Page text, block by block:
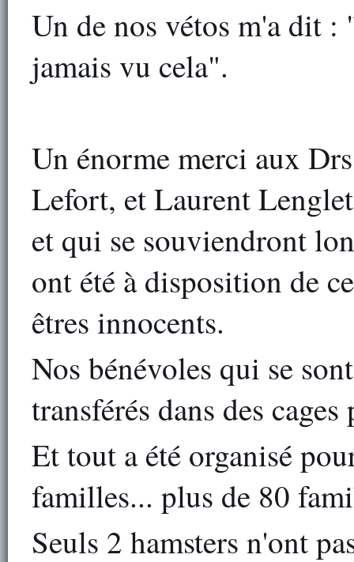
Un de nos vétos m'a dit :
jamais vu cela".
Un énorme merci aux
Lefort, et Laurent
et qui se souviendront
ont été à disposition de
êtres innocents.
Nos bénévoles qui se
transférés dans des
Et tout a été organisé
familles... plus de 80
Seuls 2 hamsters n'ont